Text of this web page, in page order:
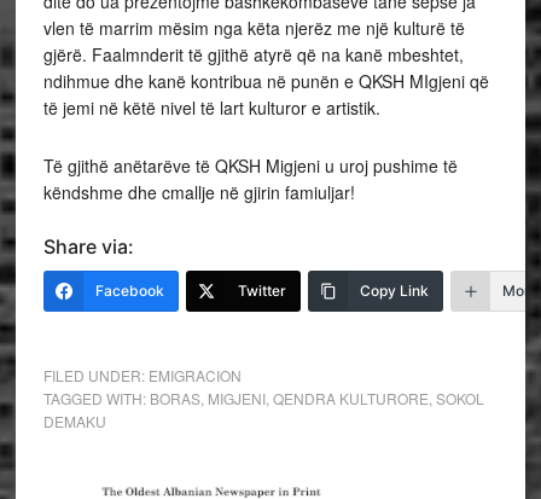
vlen të marrim mësim nga këta njerëz me një kulturë të
gjërë. Faalmnderit të gjithë atyrë që na kanë mbeshtet,
ndihmue dhe kanë kontribua në punën e QKSH MIgjeni që
të jemi në këtë nivel të lart kulturor e artistik.
Të gjithë anëtarëve të QKSH Migjeni u uroj pushime të
këndshme dhe cmallje në gjirin famiuljar!
Share via:
Facebook Twitter Copy Link More
FILED UNDER: EMIGRACION
TAGGED WITH: BORAS, MIGJENI, QENDRA KULTURORE SOKOL
DEMAKU